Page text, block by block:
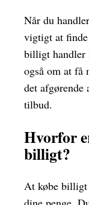
Når du
vigtigt at
billigt handler
også om at få
det
tilbud.
Hvorfor
billigt?
At købe billigt